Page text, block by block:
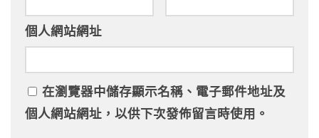
個人網站網址
在瀏覽器中儲存顯示名稱、電子郵件地址及
個人網站網址，以供下次發佈留言時使用。